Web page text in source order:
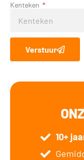
Kenteken
Verstuur
10+